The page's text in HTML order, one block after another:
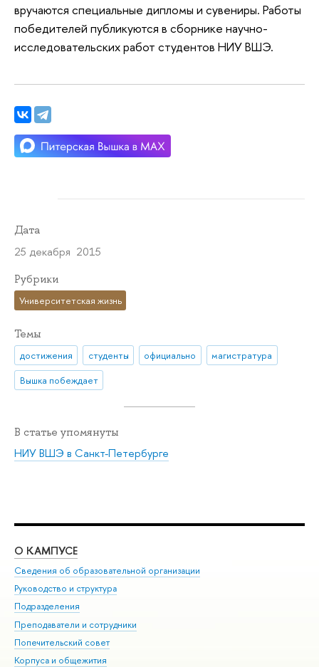
вручаются специальные дипломы и сувениры. Работы
победителей публикуются в сборнике научно-
исследовательских работ студентов НИУ ВШЭ.
Дата
25 декабря 2015
Рубрики
Университетская жизнь
Темы
достижения студенты официально
магистратура
Вышка побеждает
В статье упомянуты
НИУ ВШЭ в Санкт-Петербурге
О КАМПУСЕ
Сведения об образовательной организации
Руководство и структура
Подразделения
Преподаватели и сотрудники
Попечительский совет
Корпуса и общежития